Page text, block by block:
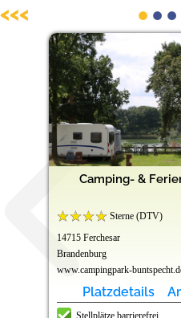
Camping- &
Sterne (DTV)
14715 Ferchesar
Brandenburg
www.campingpark-
Platzdetails
Stellplätze barrierefrei
<<<